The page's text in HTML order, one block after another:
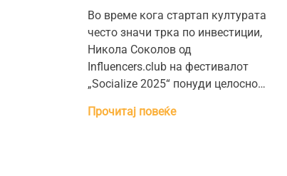
Во време кога стартап културата
често значи трка по инвестиции,
Никола Соколов од
Influencers.club на фестивалот
„Socialize 2025“ понуди целосно…
Прочитај повеќе